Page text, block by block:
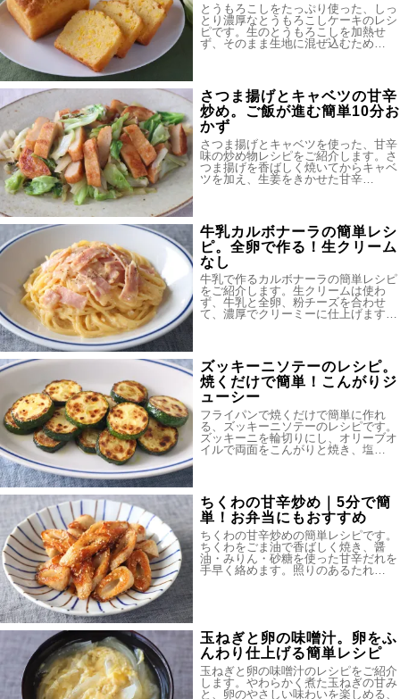
とうもろこしをたっぷり使った、しっ
とり濃厚なとうもろこしケーキのレシ
ピです。生のとうもろこしを加熱せ
ず、そのまま生地に混ぜ込むため…
さつま揚げとキャベツの甘辛
炒め。ご飯が進む簡単10分お
かず
さつま揚げとキャベツを使った、甘辛
味の炒め物レシピをご紹介します。さ
つま揚げを香ばしく焼いてからキャベ
ツを加え、生姜をきかせた甘辛…
牛乳カルボナーラの簡単レシ
ピ。全卵で作る！生クリーム
なし
牛乳で作るカルボナーラの簡単レシピ
をご紹介します。生クリームは使わ
ず、牛乳と全卵、粉チーズを合わせ
て、濃厚でクリーミーに仕上げます…
ズッキーニソテーのレシピ。
焼くだけで簡単！こんがりジ
ューシー
フライパンで焼くだけで簡単に作れ
る、ズッキーニソテーのレシピです。
ズッキーニを輪切りにし、オリーブオ
イルで両面をこんがりと焼き、塩…
ちくわの甘辛炒め｜5分で簡
単！お弁当にもおすすめ
ちくわの甘辛炒めの簡単レシピです。
ちくわをごま油で香ばしく焼き、醤
油・みりん・砂糖を使った甘辛だれを
手早く絡めます。照りのあるたれ…
玉ねぎと卵の味噌汁。卵をふ
んわり仕上げる簡単レシピ
玉ねぎと卵の味噌汁のレシピをご紹介
します。やわらかく煮た玉ねぎの甘み
と、卵のやさしい味わいを楽しめる、